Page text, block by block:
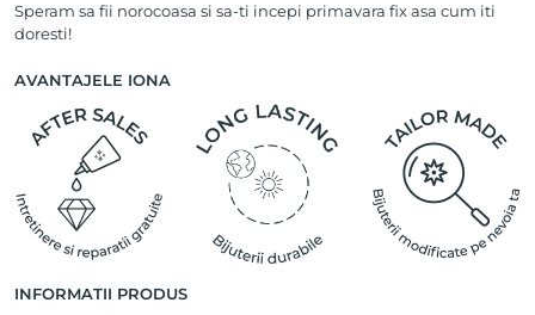
Speram sa fii norocoasa si sa-ti incepi primavara fix asa cum iti
doresti!
AVANTAJELE IONA
INFORMATII PRODUS